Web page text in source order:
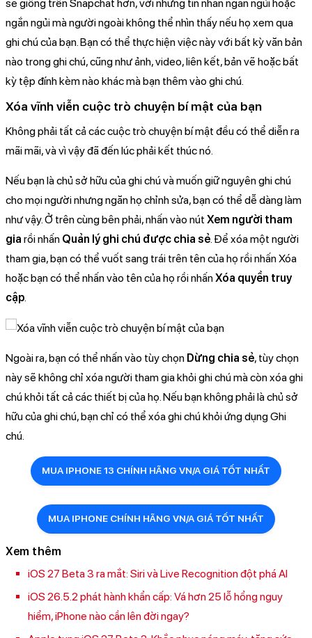
sẽ giống trên Snapchat hơn, với những tin nhắn ngắn ngủi hoặc
ngắn ngủi mà người ngoài không thể nhìn thấy nếu họ xem qua
ghi chú của bạn. Bạn có thể thực hiện việc này với bất kỳ văn bản
nào trong ghi chú, cũng như ảnh, video, liên kết, bản vẽ hoặc bất
kỳ tệp đính kèm nào khác mà bạn thêm vào ghi chú.
Xóa vĩnh viễn cuộc trò chuyện bí mật của bạn
Không phải tất cả các cuộc trò chuyện bí mật đều có thể diễn ra
mãi mãi, và vì vậy đã đến lúc phải kết thúc nó.
Nếu bạn là chủ sở hữu của ghi chú và muốn giữ nguyên ghi chú
cho mọi người nhưng ngăn họ chỉnh sửa, bạn có thể dễ dàng làm
như vậy. Ở trên cùng bên phải, nhấn vào nút Xem người tham
gia rồi nhấn Quản lý ghi chú được chia sẻ . Để xóa một người
tham gia, bạn có thể vuốt sang trái trên tên của họ rồi nhấn Xóa
hoặc bạn có thể nhấn vào tên của họ rồi nhấnXóa quyền truy
cập
Ngoài ra, bạn có thể nhấn vào tùy chọn Dừng chia sẻ, tùy chọn
này sẽ không chỉ xóa người tham gia khỏi ghi chú mà còn xóa ghi
chú khỏi tất cả các thiết bị của họ. Nếu bạn không phải là chủ sở
hữu của ghi chú, bạn chỉ có thể xóa ghi chú khỏi ứng dụng Ghi
chú.
MUA IPHONE 13 CHÍNH HÃNG VN/A GIÁ TỐT NHẤT
MUA IPHONE CHÍNH HÃNG VN/A GIÁ TỐT NHẤT
Xem thêm
iOS 27 Beta 3 ra mắt: Siri và Live Recognition đột phá AI
iOS 26.5.2 phát hành khẩn cấp: Vá hơn 25 lỗ hổng nguy
hiểm, iPhone nào cần lên đời ngay?